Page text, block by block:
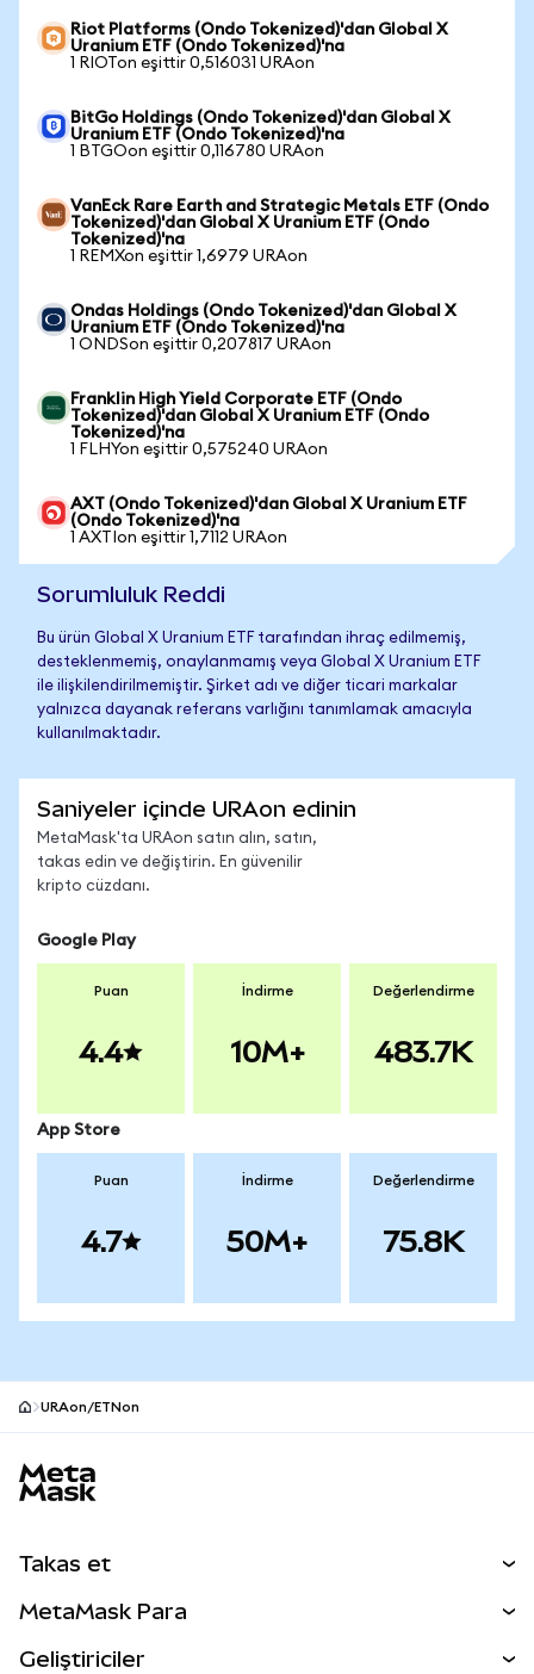
Riot Platforms (Ondo Tokenized)'dan Global X
Uranium ETF (Ondo Tokenized)'na
1 RIOTon eşittir 0,516031 URAon
BitGo Holdings (Ondo Tokenized)'dan Global X
Uranium ETF (Ondo Tokenized)'na
1 BTGOon eşittir 0,116780 URAon
VanEck Rare Earth and Strategic Metals ETF (Ondo
Tokenized)'dan Global X Uranium ETF (Ondo
Tokenized)'na
1 REMXon eşittir 1,6979 URAon
Ondas Holdings (Ondo Tokenized)'dan Global X
Uranium ETF (Ondo Tokenized)'na
1 ONDSon eşittir 0,207817 URAon
Franklin High Yield Corporate ETF (Ondo
Tokenized)'dan Global X Uranium ETF (Ondo
Tokenized)'na
1 FLHYon eşittir 0,575240 URAon
AXT (Ondo Tokenized)'dan Global X Uranium ETF
(Ondo Tokenized)'na
1 AXTIon eşittir 1,7112 URAon
Sorumluluk Reddi
Bu ürün Global X Uranium ETF tarafından ihraç edilmemiş,
desteklenmemiş, onaylanmamış veya Global X Uranium ETF
ile ilişkilendirilmemiştir. Şirket adı ve diğer ticari markalar
yalnızca dayanak referans varlığını tanımlamak amacıyla
kullanılmaktadır.
Saniyeler içinde URAon edinin
MetaMask'ta URAon satın alın, satın,
takas edin ve değiştirin. En güvenilir
kripto cüzdanı.
Google Play
Puan
4.4
İndirme
10M+
Değerlendirme
483.7K
App Store
Puan
4.7
İndirme
50M+
Değerlendirme
75.8K
URAon/ETNon
Takas et
MetaMask Para
Geliştiriciler